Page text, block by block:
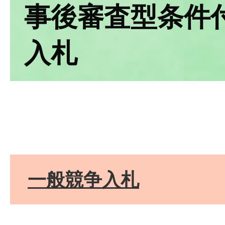
事後審査型条件
入札
一般競争入札